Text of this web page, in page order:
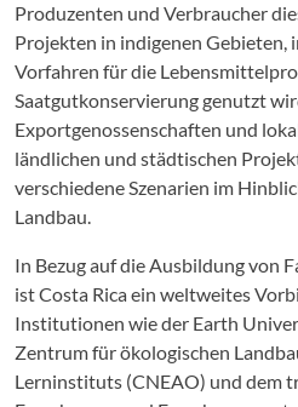
Produzenten und Verbraucher
Projekten in indigenen Gebieten,
Vorfahren für die
Saatgutkonservierung genutzt
Exportgenossenschaften und
ländlichen und städtischen
verschiedene Szenarien im
Landbau.
In Bezug auf die Ausbildung von
ist Costa Rica ein weltweites
Institutionen wie der Earth
Zentrum für ökologischen
Lerninstituts (CNEAO) und dem